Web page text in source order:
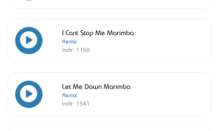
I Cant Stop Me Marimba
Remix
İndir: 1150
Let Me Down Marimba
Remix
İndir: 1541